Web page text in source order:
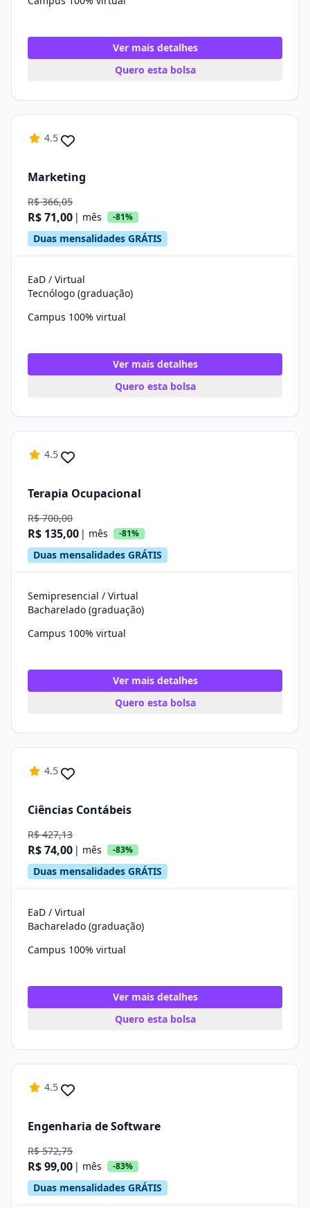
Ver mais detalhes
Quero esta bolsa
4.5
Marketing
R$ 366,05
R$ 71,00 | mês -81%
Duas mensalidades GRÁTIS
EaD / Virtual
Tecnólogo (graduação)
Campus 100% virtual
Ver mais detalhes
Quero esta bolsa
4.5
Terapia Ocupacional
R$ 700,00
R$ 135,00 | mês -81%
Duas mensalidades GRÁTIS
Semipresencial / Virtual
Bacharelado (graduação)
Campus 100% virtual
Ver mais detalhes
Quero esta bolsa
4.5
Ciências Contábeis
R$ 427,13
R$ 74,00 | mês -83%
Duas mensalidades GRÁTIS
EaD / Virtual
Bacharelado (graduação)
Campus 100% virtual
Ver mais detalhes
Quero esta bolsa
4.5
Engenharia de Software
R$ 572,75
R$ 99,00 | mês -83%
Duas mensalidades GRÁTIS